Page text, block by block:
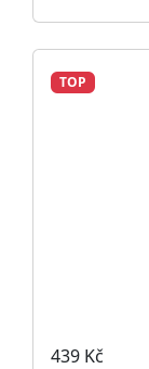
TOP
439 Kč